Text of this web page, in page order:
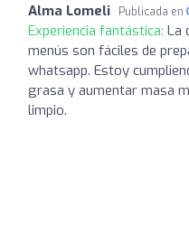
Alma Lomeli Publicada en
Experiencia fantástica: La
menús son fáciles de
whatsapp. Estoy
grasa y aumentar masa
limpio.